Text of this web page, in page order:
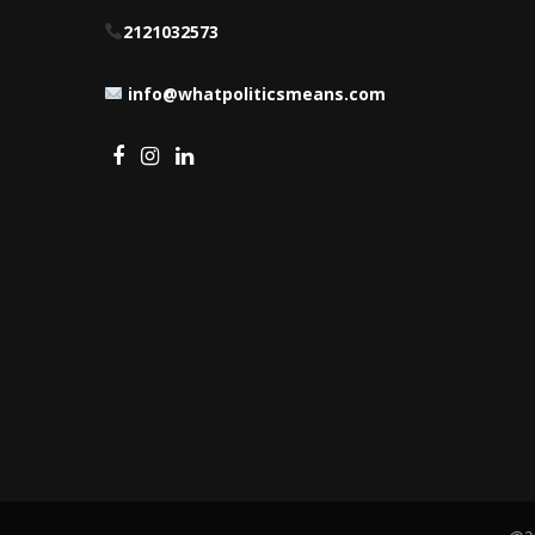
2121032573
info@whatpoliticsmeans.com